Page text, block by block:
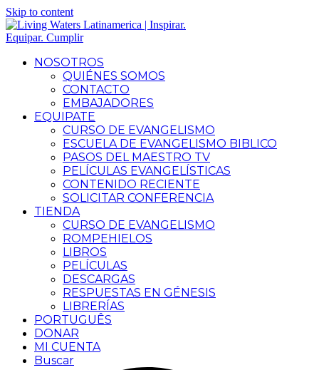
Skip to content
NOSOTROS
QUIÉNES SOMOS
CONTACTO
EMBAJADORES
EQUIPATE
CURSO DE EVANGELISMO
ESCUELA DE EVANGELISMO BIBLICO
PASOS DEL MAESTRO TV
PELÍCULAS EVANGELÍSTICAS
CONTENIDO RECIENTE
SOLICITAR CONFERENCIA
TIENDA
CURSO DE EVANGELISMO
ROMPEHIELOS
LIBROS
PELÍCULAS
DESCARGAS
RESPUESTAS EN GÉNESIS
LIBRERÍAS
PORTUGUÊS
DONAR
MI CUENTA
Buscar